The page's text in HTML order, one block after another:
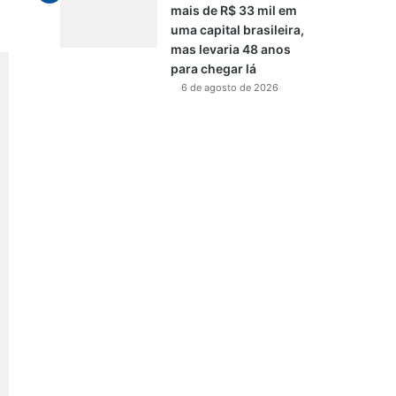
mais de R$ 33 mil em
uma capital brasileira,
mas levaria 48 anos
para chegar lá
6 de agosto de 2026